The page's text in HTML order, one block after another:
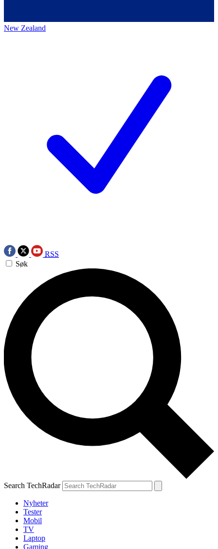
New Zealand
RSS
Søk
Search TechRadar
Nyheter
Tester
Mobil
TV
Laptop
Gaming